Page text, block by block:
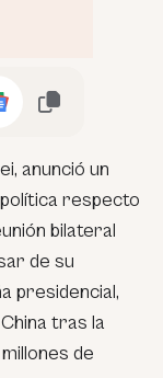
anunció un
respecto
bilateral
de su
presidencial,
tras la
de